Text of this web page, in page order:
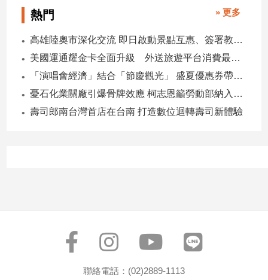
電
薦
科
技/
戲
熱門 » 更多
高雄陸奧市深化交流 即日啟動景點互惠、簽署教育合作MOU
美國運通耀金卡全面升級 外送旅遊平台消費最高回饋4400刷卡金！
「演唱會經濟」結合「節慶觀光」 盛夏優惠券帶動商圈消費升溫
憂石化業關廠引爆骨牌效應 柯志恩籲勞動部納入僱用安定第十類
壽司郎南台灣首店在台南 打造數位迴轉壽司新體驗
聯絡電話：(02)2889-1113